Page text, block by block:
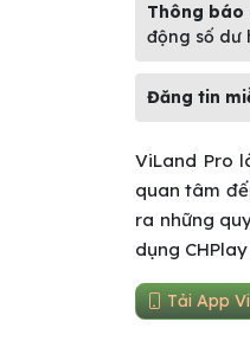
Thông báo
động số dư
Đăng tin
ViLand Pro
quan tâm
ra những
dụng
Tải App